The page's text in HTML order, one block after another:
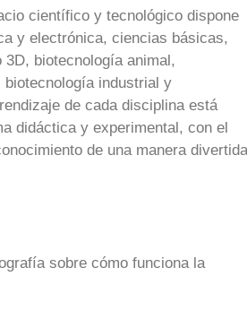
científico y tecnológico dispone
y electrónica, ciencias básicas,
biotecnología animal,
biotecnología industrial y
de cada disciplina está
didáctica y experimental, con el
de una manera divertida
sobre cómo funciona la